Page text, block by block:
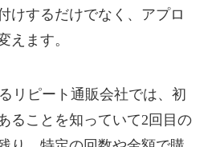
けするだけでなく、アプロ
えます。
リピート通販会社では、初
ることを知っていて2回目の